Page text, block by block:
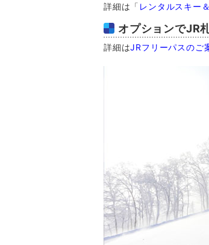
詳細は「 レンタルスキー
オプションでJR
詳細はJRフリーパスのご